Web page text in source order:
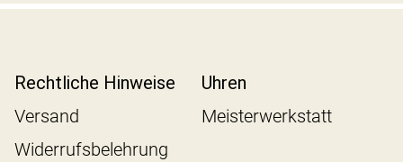
Rechtliche Hinweise
Versand
Widerrufsbelehrung
Uhren
Meisterwerkstatt